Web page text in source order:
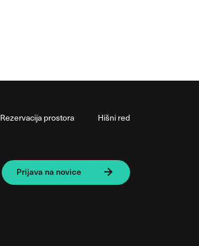
Rezervacija prostora Hišni red
Prijava na novice